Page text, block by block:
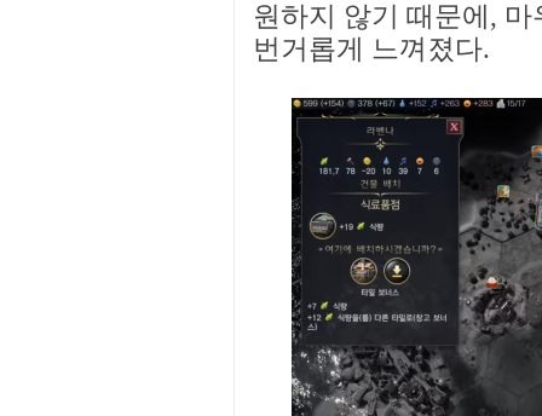
원하지 않기 때문에,
번거롭게 느껴졌다.